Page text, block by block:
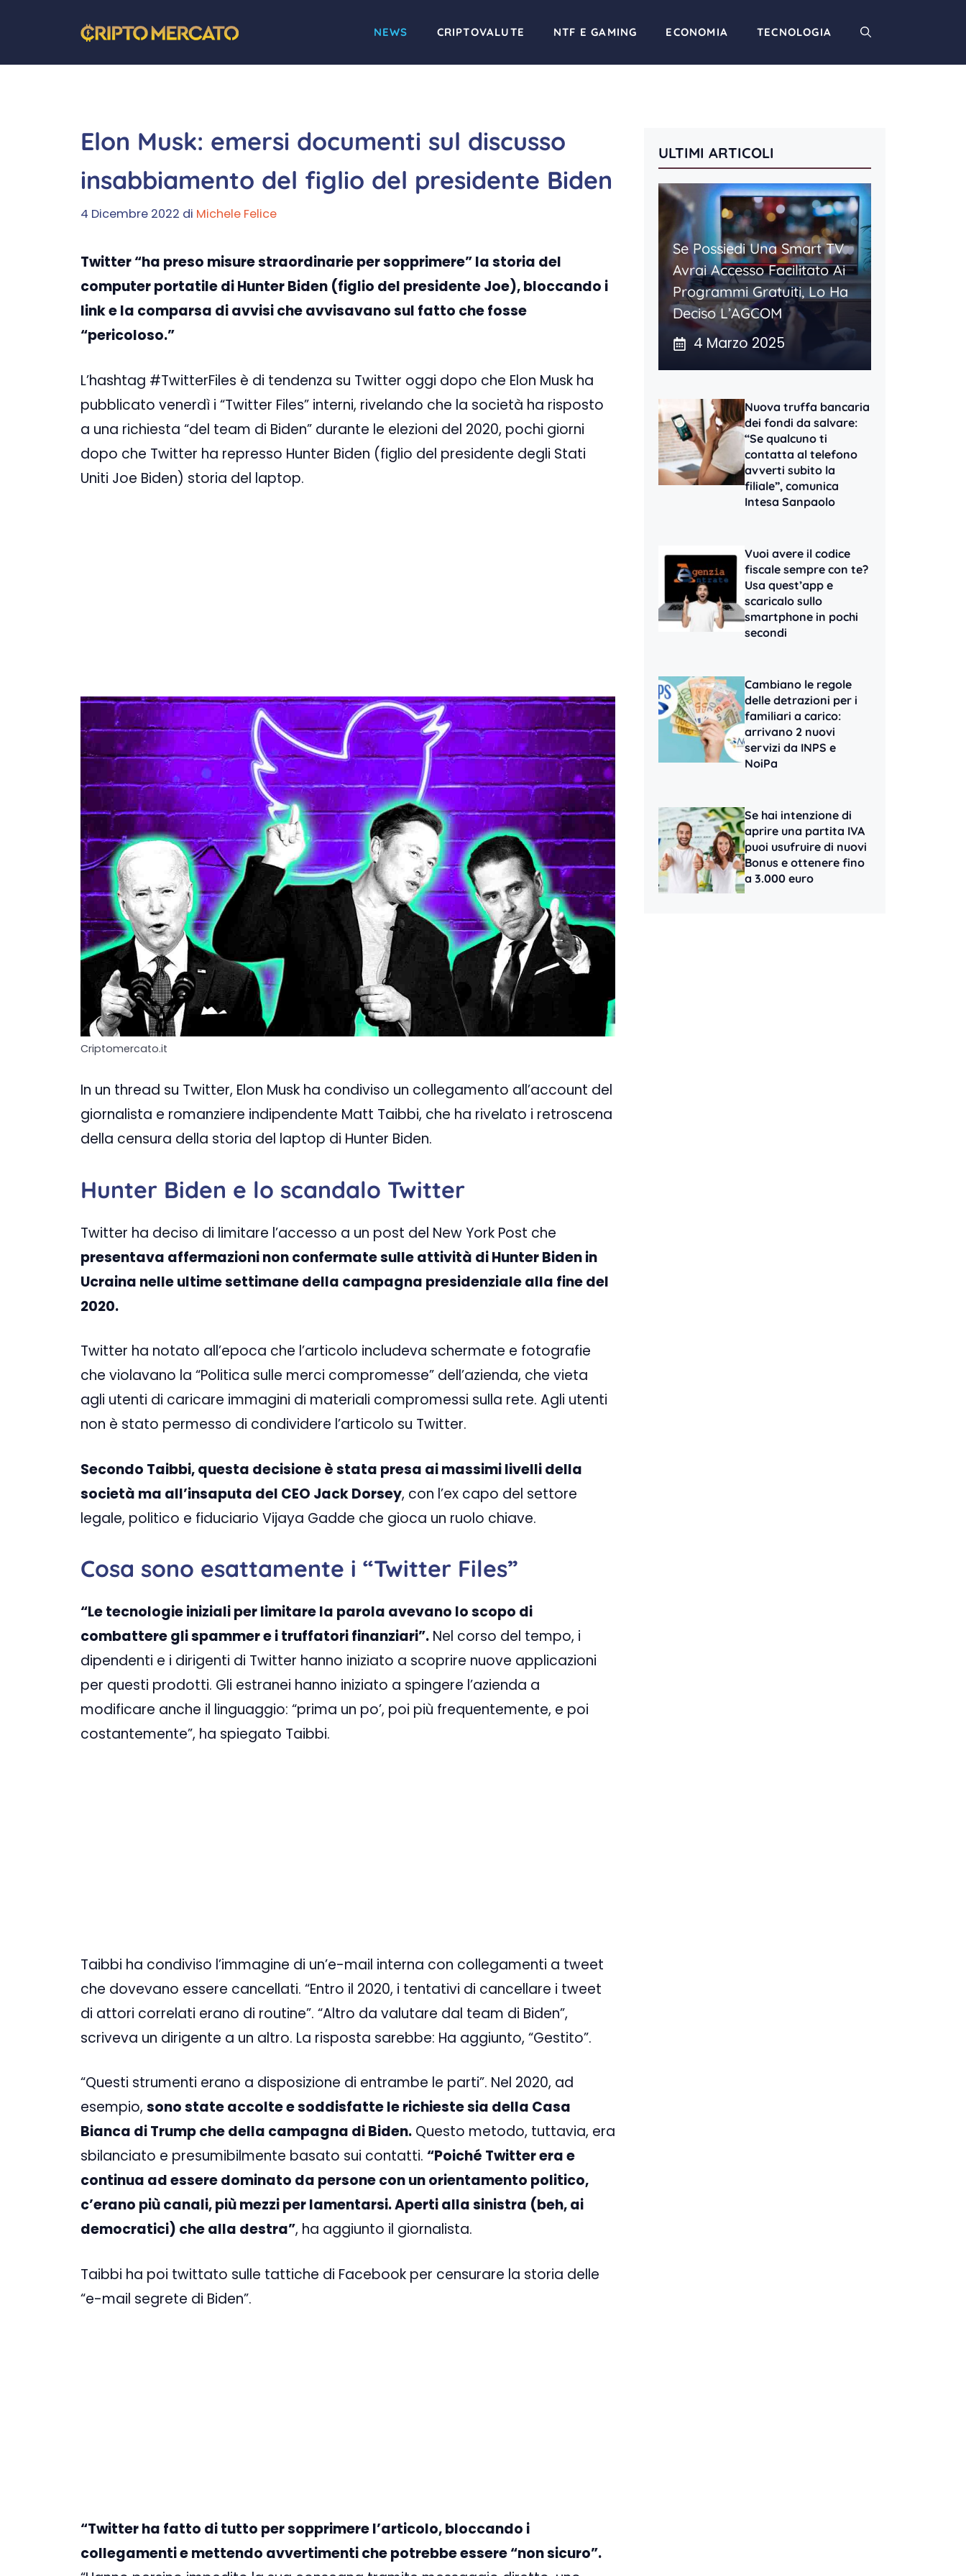
contenuto
NEWS CRIPTOVALUTE NTF E GAMING ECONOMIA TECNOLOGIA
Elon Musk: emersi documenti sul discusso
insabbiamento del figlio del presidente Biden
4 Dicembre 2022 di Michele Felice
Twitter “ha preso misure straordinarie per sopprimere” la storia del
computer portatile di Hunter Biden (figlio del presidente Joe), bloccando i
link e la comparsa di avvisi che avvisavano sul fatto che fosse
“pericoloso.”
L’hashtag #TwitterFiles è di tendenza su Twitter oggi dopo che Elon Musk ha
pubblicato venerdì i “Twitter Files” interni, rivelando che la società ha risposto
a una richiesta “del team di Biden” durante le elezioni del 2020, pochi giorni
dopo che Twitter ha represso Hunter Biden (figlio del presidente degli Stati
Uniti Joe Biden) storia del laptop.
Criptomercato.it
In un thread su Twitter, Elon Musk ha condiviso un collegamento all’account del
giornalista e romanziere indipendente Matt Taibbi, che ha rivelato i retroscena
della censura della storia del laptop di Hunter Biden.
Hunter Biden e lo scandalo Twitter
Twitter ha deciso di limitare l’accesso a un post del New York Post che
presentava affermazioni non confermate sulle attività di Hunter Biden in
Ucraina nelle ultime settimane della campagna presidenziale alla fine del
2020.
Twitter ha notato all’epoca che l’articolo includeva schermate e fotografie
che violavano la “Politica sulle merci compromesse” dell’azienda, che vieta
agli utenti di caricare immagini di materiali compromessi sulla rete. Agli utenti
non è stato permesso di condividere l’articolo su Twitter.
Secondo Taibbi, questa decisione è stata presa ai massimi livelli della
società ma all’insaputa del CEO Jack Dorsey, con l’ex capo del settore
legale, politico e fiduciario Vijaya Gadde che gioca un ruolo chiave.
Cosa sono esattamente i “Twitter Files”
“Le tecnologie iniziali per limitare la parola avevano lo scopo di
combattere gli spammer e i truffatori finanziari”. Nel corso del tempo, i
dipendenti e i dirigenti di Twitter hanno iniziato a scoprire nuove applicazioni
per questi prodotti. Gli estranei hanno iniziato a spingere l’azienda a
modificare anche il linguaggio: “prima un po’, poi più frequentemente, e poi
costantemente”, ha spiegato Taibbi.
Taibbi ha condiviso l’immagine di un’e-mail interna con collegamenti a tweet
che dovevano essere cancellati. “Entro il 2020, i tentativi di cancellare i tweet
di attori correlati erano di routine”. “Altro da valutare dal team di Biden”,
scriveva un dirigente a un altro. La risposta sarebbe: Ha aggiunto, “Gestito”.
“Questi strumenti erano a disposizione di entrambe le parti”. Nel 2020, ad
esempio, sono state accolte e soddisfatte le richieste sia della Casa
Bianca di Trump che della campagna di Biden. Questo metodo, tuttavia, era
sbilanciato e presumibilmente basato sui contatti. “Poiché Twitter era e
continua ad essere dominato da persone con un orientamento politico,
c’erano più canali, più mezzi per lamentarsi. Aperti alla sinistra (beh, ai
democratici) che alla destra”, ha aggiunto il giornalista.
Taibbi ha poi twittato sulle tattiche di Facebook per censurare la storia delle
“e-mail segrete di Biden”.
“Twitter ha fatto di tutto per sopprimere l’articolo, bloccando i
collegamenti e mettendo avvertimenti che potrebbe essere “non sicuro”.
ULTIMI ARTICOLI
Se Possiedi Una Smart TV
Avrai Accesso Facilitato Ai
Programmi Gratuiti, Lo Ha
Deciso L’AGCOM
4 Marzo 2025
Nuova truffa bancaria
dei fondi da salvare:
“Se qualcuno ti
contatta al telefono
avverti subito la
filiale”, comunica
Intesa Sanpaolo
Vuoi avere il codice
fiscale sempre con te?
Usa quest’app e
scaricalo sullo
smartphone in pochi
secondi
Cambiano le regole
delle detrazioni per i
familiari a carico:
arrivano 2 nuovi
servizi da INPS e
NoiPa
Se hai intenzione di
aprire una partita IVA
puoi usufruire di nuovi
Bonus e ottenere fino
a 3.000 euro